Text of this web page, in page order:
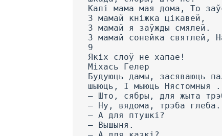
Калі мама мая дома, To
3 мамай кніжка цікавей,
3 мамай я заўжды смялей.
3 мамай сонейка святлей,
9
Якіх слоў не хапае!
Міхась Гелер
Будуюць дамы, засяваюць
шыюць, I мыюць
— Што, сябры, для жыта
— Ну, вядома, трэба глеба.
— А для птушкі?
— Вышыня.